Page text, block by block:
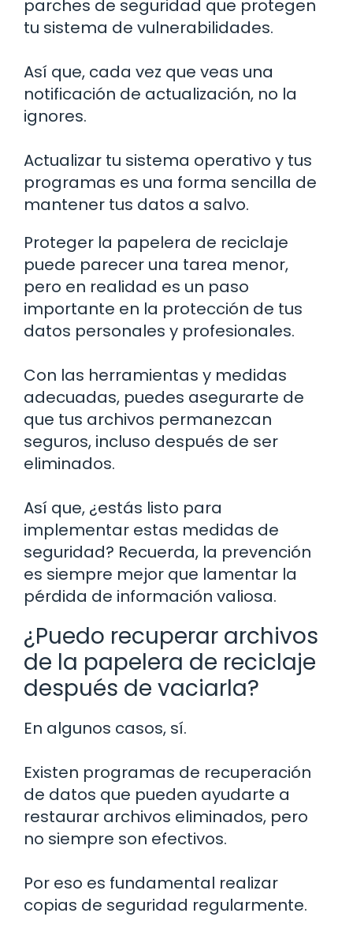
parches de seguridad que protegen
tu sistema de vulnerabilidades.
Así que, cada vez que veas una
notificación de actualización, no la
ignores.
Actualizar tu sistema operativo y tus
programas es una forma sencilla de
mantener tus datos a salvo.
Proteger la papelera de reciclaje
puede parecer una tarea menor,
pero en realidad es un paso
importante en la protección de tus
datos personales y profesionales.
Con las herramientas y medidas
adecuadas, puedes asegurarte de
que tus archivos permanezcan
seguros, incluso después de ser
eliminados.
Así que, ¿estás listo para
implementar estas medidas de
seguridad? Recuerda, la prevención
es siempre mejor que lamentar la
pérdida de información valiosa.
¿Puedo recuperar archivos
de la papelera de reciclaje
después de vaciarla?
En algunos casos, sí.
Existen programas de recuperación
de datos que pueden ayudarte a
restaurar archivos eliminados, pero
no siempre son efectivos.
Por eso es fundamental realizar
copias de seguridad regularmente.